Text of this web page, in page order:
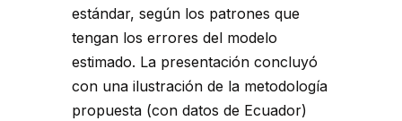
estándar, según los patrones que
tengan los errores del modelo
estimado. La presentación concluyó
con una ilustración de la metodología
propuesta (con datos de Ecuador)